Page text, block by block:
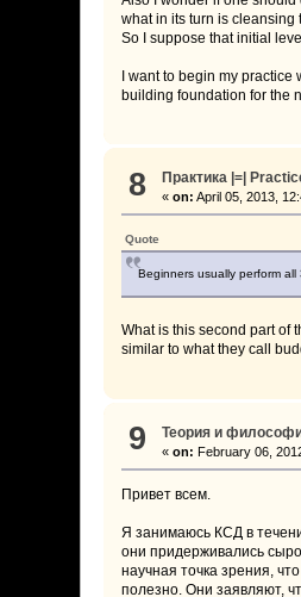
what in its turn is cleansing
So I suppose that initial
I want to begin my
building foundation for the
8 Практика |=|
«on: April 05, 2013,
Quote
Beginners usually perform
What is this second part of
similar to what they call
9 Теория и
«on: February 06,
Привет всем.
Я занимаюсь КСД в
они придерживались
научная точка зрения,
полезно. Они заявляют,